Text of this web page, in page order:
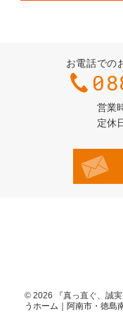
お電話での
営業
定休
© 2026 『真っ直ぐ、誠実
うホーム｜阿南市・徳島